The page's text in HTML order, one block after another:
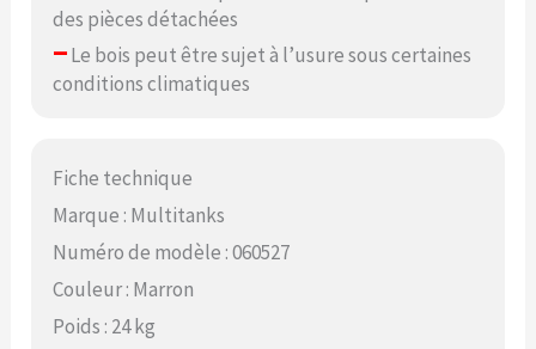
des pièces détachées
–Le bois peut être sujet à l’usure sous certaines
conditions climatiques
Fiche technique
Marque : Multitanks
Numéro de modèle : 060527
Couleur : Marron
Poids : 24 kg